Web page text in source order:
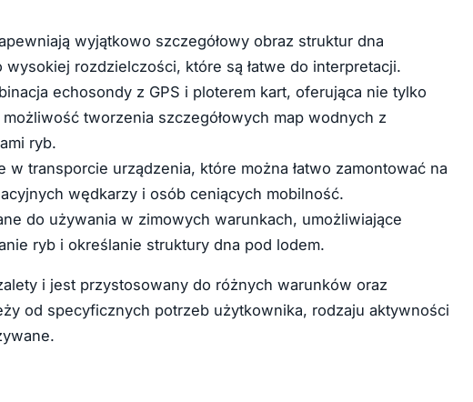
wyjątkowo szczegółowy obraz struktur dna
rozdzielczości, które są łatwe do interpretacji.
echosondy z GPS i ploterem kart, oferująca nie tylko
tworzenia szczegółowych map wodnych z
ryb.
w transporcie urządzenia, które można łatwo zamontować na
wędkarzy i osób ceniących mobilność.
do używania w zimowych warunkach, umożliwiające
ryb i określanie struktury dna pod lodem.
i jest przystosowany do różnych warunków oraz
od specyficznych potrzeb użytkownika, rodzaju aktywności